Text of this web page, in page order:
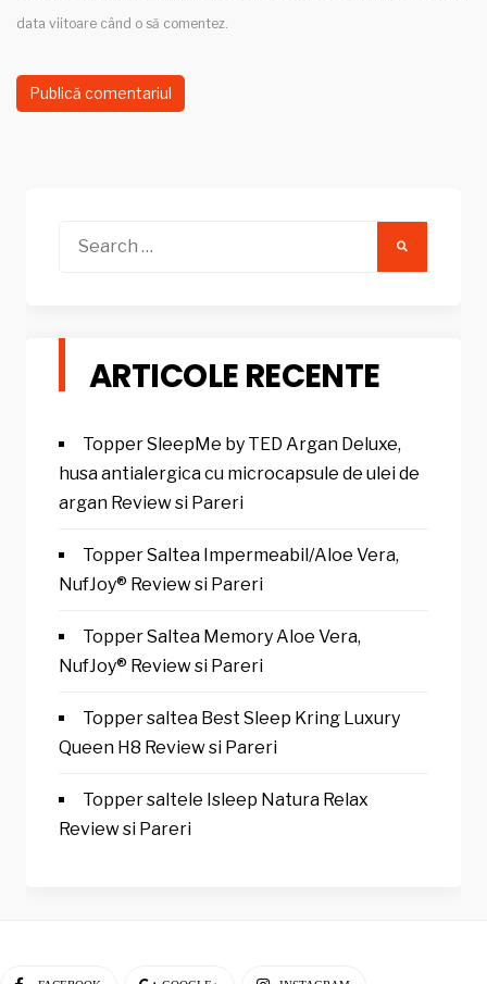
data viitoare când o să comentez.
ARTICOLE RECENTE
Topper SleepMe by TED Argan Deluxe,
husa antialergica cu microcapsule de ulei de
argan Review si Pareri
Topper Saltea Impermeabil/Aloe Vera,
NufJoy® Review si Pareri
Topper Saltea Memory Aloe Vera,
NufJoy® Review si Pareri
Topper saltea Best Sleep Kring Luxury
Queen H8 Review si Pareri
Topper saltele Isleep Natura Relax
Review si Pareri